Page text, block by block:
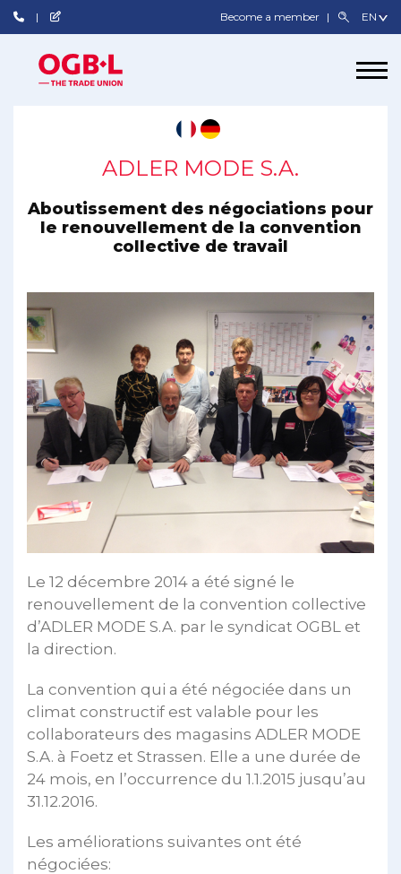
Become a member
ADLER MODE S.A.
Aboutissement des négociations pour
le renouvellement de la convention
collective de travail
Le 12 décembre 2014 a été signé le
renouvellement de la convention collective
d’ADLER MODE S.A. par le syndicat OGBL et
la direction.
La convention qui a été négociée dans un
climat constructif est valable pour les
collaborateurs des magasins ADLER MODE
S.A. à Foetz et Strassen. Elle a une durée de
24 mois, en l’occurrence du 1.1.2015 jusqu’au
31.12.2016.
Les améliorations suivantes ont été
négociées: